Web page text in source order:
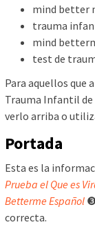
mind better
trauma
mind
test de
Para aquellos que
Trauma Infantil
verlo arriba o
Portada
Esta es la
Prueba el Que es
Betterme Español
correcta.